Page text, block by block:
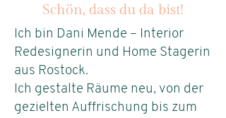
Schön, dass du da bist!
Ich bin Dani Mende – Interior
Redesignerin und Home Stagerin
aus Rostock.
Ich gestalte Räume neu, von der
gezielten Auffrischung bis zum